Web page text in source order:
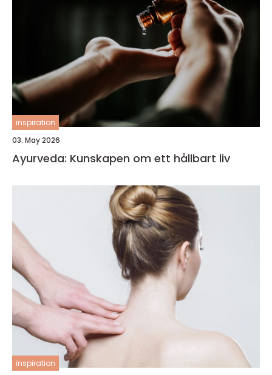
inspiration
03. May 2026
Ayurveda: Kunskapen om ett hållbart liv
inspiration